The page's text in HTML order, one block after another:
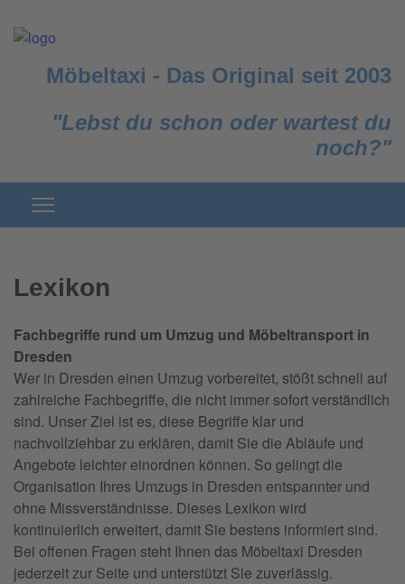
Möbeltaxi - Das Original seit 2003
"Lebst du schon oder wartest du
noch?"
Lexikon
Fachbegriffe rund um Umzug und Möbeltransport in
Dresden
Wer in Dresden einen Umzug vorbereitet, stößt schnell auf
zahlreiche Fachbegriffe, die nicht immer sofort verständlich
sind. Unser Ziel ist es, diese Begriffe klar und
nachvollziehbar zu erklären, damit Sie die Abläufe und
Angebote leichter einordnen können. So gelingt die
Organisation Ihres Umzugs in Dresden entspannter und
ohne Missverständnisse. Dieses Lexikon wird
kontinuierlich erweitert, damit Sie bestens informiert sind.
Bei offenen Fragen steht Ihnen das Möbeltaxi Dresden
jederzeit zur Seite und unterstützt Sie zuverlässig.